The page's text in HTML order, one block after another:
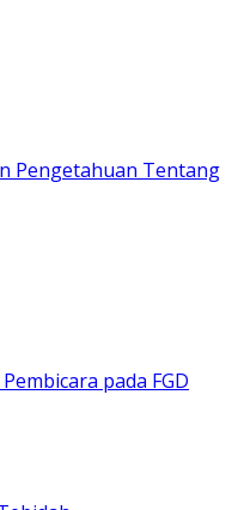
Pengetahuan Tentang
pada FGD